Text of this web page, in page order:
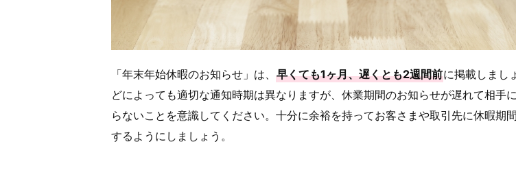
「年末年始休暇のお知らせ」は、 早くても1ヶ月、遅くとも2週間前に掲載しまし
どによっても適切な通知時期は異なりますが、休業期間のお知らせが遅れて相手
らないことを意識してください。十分に余裕を持ってお客さまや取引先に休暇期
するようにしましょう。